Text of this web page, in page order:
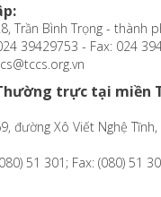
Trần Bình Trọng - thành
39429753 - Fax: 024
trực tại miền
đường Xô Viết Nghệ
51 301; Fax: (080) 51